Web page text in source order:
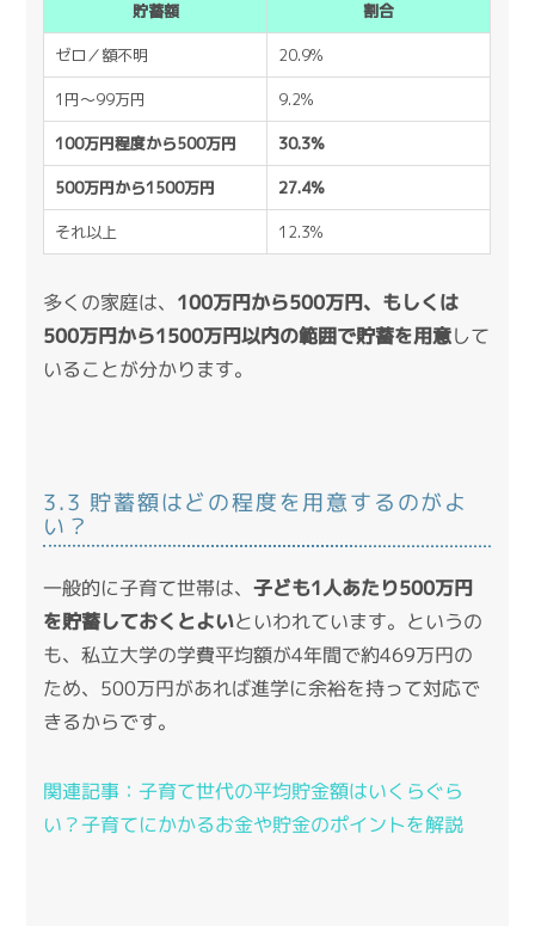
貯蓄額 割合
ゼロ／額不明 20.9%
1円〜99万円 9.2%
100万円程度から500万円 30.3%
500万円から1500万円 27.4%
それ以上 12.3%
多くの家庭は、 100万円から500万円、もしくは
500万円から1500万円以内の範囲で貯蓄を用意して
いることが分かります。
3.3 貯蓄額はどの程度を用意するのがよ
い？
一般的に子育て世帯は、子ども1人あたり500万円
を貯蓄しておくとよいといわれています。というの
も、私立大学の学費平均額が4年間で約469万円の
ため、500万円があれば進学に余裕を持って対応で
きるからです。
関連記事：子育て世代の平均貯金額はいくらぐら
い？子育てにかかるお金や貯金のポイントを解説